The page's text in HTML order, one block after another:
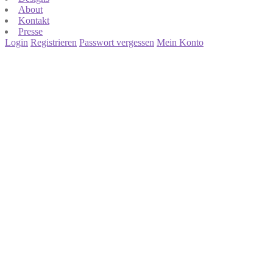
About
Kontakt
Presse
Login Registrieren Passwort vergessen Mein Konto